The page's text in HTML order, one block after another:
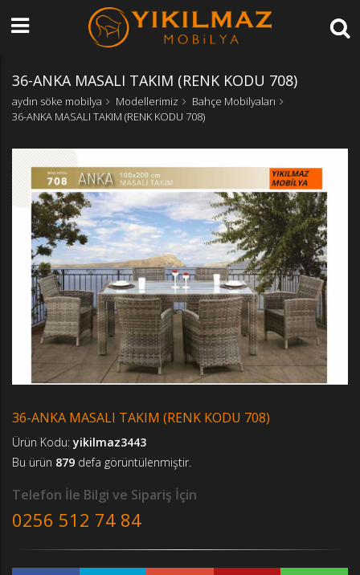
36-ANKA MASALI TAKIM (RENK KODU 708)
aydın söke mobilya Modellerimiz
Bahçe Mobilyaları
36-ANKA MASALI TAKIM (RENK KODU 708)
36-ANKA MASALI TAKIM (RENK KODU 708)
Ürün Kodu:yikilmaz3443
Bu ürün 879 defa görüntülenmiştir.
Telefon İle Bilgi ve Sipariş İçin
0256 512 74 84